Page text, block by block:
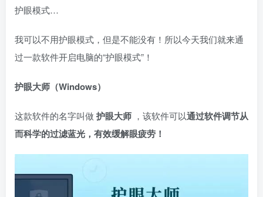
护眼模式…
我可以不用护眼模式，但是不能没有！所以今天我们就来通
过一款软件开启电脑的“护眼模式”！
护眼大师 （Windows）
这款软件的名字叫做 护眼大师 ，该软件可以通过软件调节从
而科学的过滤蓝光，有效缓解眼疲劳！